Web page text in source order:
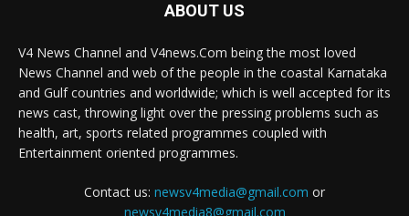
ABOUT US
V4 News Channel and V4news.Com being the most loved
News Channel and web of the people in the coastal Karnataka
and Gulf countries and worldwide; which is well accepted for its
news cast, throwing light over the pressing problems such as
health, art, sports related programmes coupled with
Entertainment oriented programmes.
Contact us: newsv4media@gmail.com or
newsv4media8@gmail.com